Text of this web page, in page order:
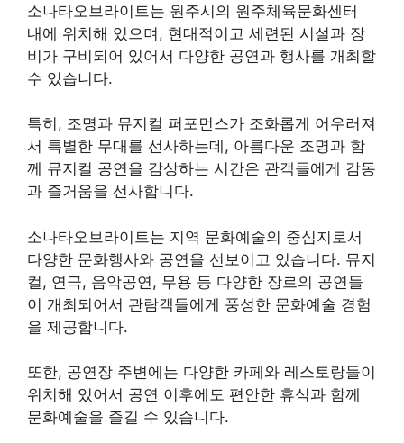
소나타오브라이트는 원주시의 원주체육문화센터
내에 위치해 있으며, 현대적이고 세련된 시설과 장
비가 구비되어 있어서 다양한 공연과 행사를 개최할
수 있습니다.
특히, 조명과 뮤지컬 퍼포먼스가 조화롭게 어우러져
서 특별한 무대를 선사하는데, 아름다운 조명과 함
께 뮤지컬 공연을 감상하는 시간은 관객들에게 감동
과 즐거움을 선사합니다.
소나타오브라이트는 지역 문화예술의 중심지로서
다양한 문화행사와 공연을 선보이고 있습니다. 뮤지
컬, 연극, 음악공연, 무용 등 다양한 장르의 공연들
이 개최되어서 관람객들에게 풍성한 문화예술 경험
을 제공합니다.
또한, 공연장 주변에는 다양한 카페와 레스토랑들이
위치해 있어서 공연 이후에도 편안한 휴식과 함께
문화예술을 즐길 수 있습니다.